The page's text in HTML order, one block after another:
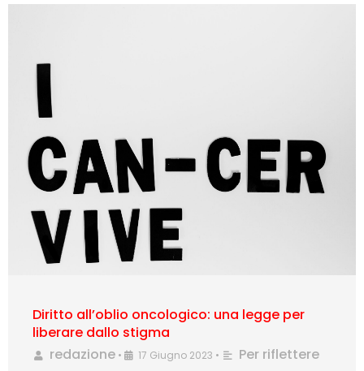
Diritto all’oblio oncologico: una legge per
liberare dallo stigma
redazione • 17 Giugno 2023 • Per riflettere